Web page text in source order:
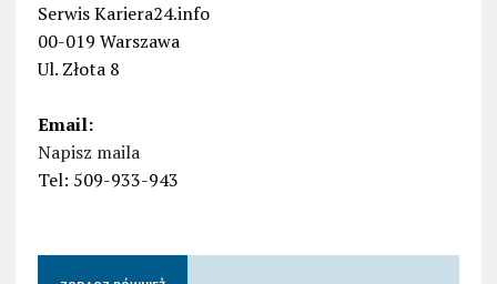
Serwis Kariera24.info
00-019 Warszawa
Ul. Złota 8
Email:
Napisz maila
Tel: 509-933-943